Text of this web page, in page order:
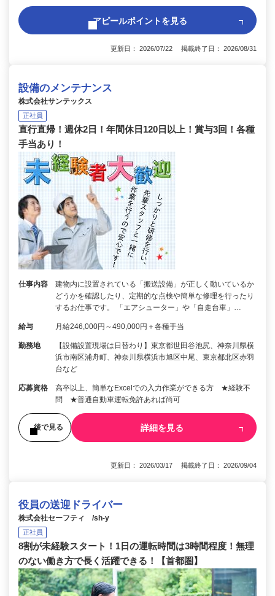
アピールポイントを見る
更新日： 2026/07/22 掲載終了日： 2026/08/31
設備のメンテナンス
株式会社サンテックス
正社員
直行直帰！週休2日！年間休日120日以上！賞与3回！各種
手当あり！
仕事内容
建物内に設置されている「搬送設備」が正しく動いているか
どうかを確認したり、定期的な点検や簡単な修理を行ったり
するお仕事です。 「エアシューター」や「自走台車」…
給与 月給246,000円～490,000円＋各種手当
勤務地
【設備設置現場は日替わり】東京都世田谷池尻、神奈川県横
浜市南区浦舟町、神奈川県横浜市旭区中尾、東京都北区赤羽
台など
応募資格
高卒以上、簡単なExcelでの入力作業ができる方 ★経験不
問 ★普通自動車運転免許あれば尚可
後で見る 詳細を見る
更新日： 2026/03/17 掲載終了日： 2026/09/04
役員の送迎ドライバー
株式会社セーフティ /sh-y
正社員
8割が未経験スタート！1日の運転時間は3時間程度！無理
のない働き方で長く活躍できる！【首都圏】